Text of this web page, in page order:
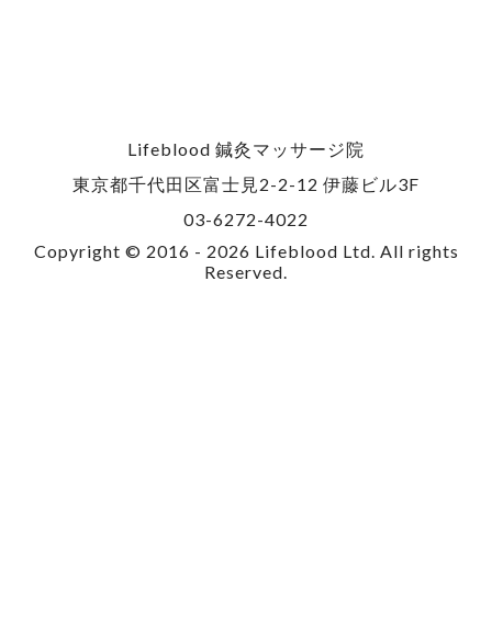
Lifeblood 鍼灸マッサージ院
東京都千代田区富士見2-2-12 伊藤ビル3F
03-6272-4022
Copyright © 2016 - 2026 Lifeblood Ltd. All rights
Reserved.